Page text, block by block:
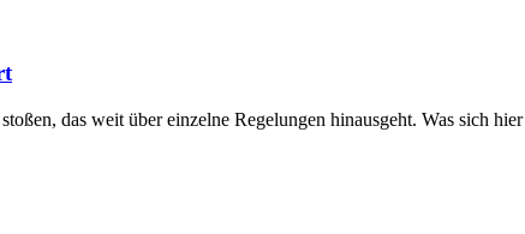
das weit über einzelne Regelungen hinausgeht. Was sich hier